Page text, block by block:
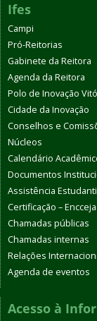
Ifes
Campi
Pró-Reitorias
Gabinete da Reitora
Agenda da Reitora
Polo de Inovação
Cidade da Inovação
Conselhos e
Núcleos
Calendário
Documentos
Assistência
Certificação – Encceja
Chamadas públicas
Chamadas internas
Relações
Agenda de eventos
Acesso à